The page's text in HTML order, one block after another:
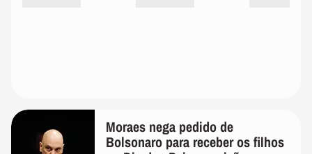
Moraes nega pedido de
Bolsonaro para receber os filhos